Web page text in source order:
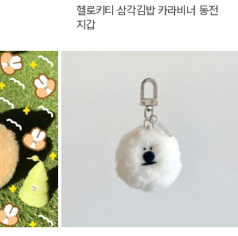
헬로키티 삼각김밥 카라비너 동전
지갑